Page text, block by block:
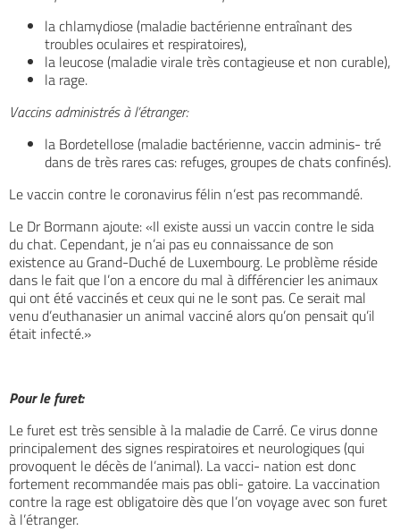
la chlamydiose (maladie bactérienne entraînant des
troubles oculaires et respiratoires),
la leucose (maladie virale très contagieuse et non curable),
la rage.
Vaccins administrés à l’étranger:
la Bordetellose (maladie bactérienne, vaccin adminis- tré
dans de très rares cas: refuges, groupes de chats confinés).
Le vaccin contre le coronavirus félin n’est pas recommandé.
Le Dr Bormann ajoute: «Il existe aussi un vaccin contre le sida
du chat. Cependant, je n’ai pas eu connaissance de son
existence au Grand-Duché de Luxembourg. Le problème réside
dans le fait que l’on a encore du mal à différencier les animaux
qui ont été vaccinés et ceux qui ne le sont pas. Ce serait mal
venu d’euthanasier un animal vacciné alors qu’on pensait qu’il
était infecté.»
Pour le furet:
Le furet est très sensible à la maladie de Carré. Ce virus donne
principalement des signes respiratoires et neurologiques (qui
provoquent le décès de l’animal). La vacci- nation est donc
fortement recommandée mais pas obli- gatoire. La vaccination
contre la rage est obligatoire dès que l’on voyage avec son furet
à l’étranger.